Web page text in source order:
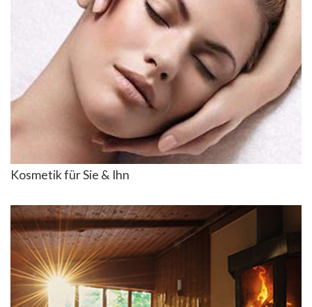
Kosmetik für Sie & Ihn